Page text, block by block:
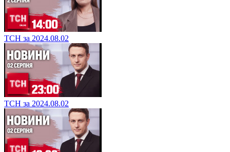
ТСН за 2024.08.02
ТСН за 2024.08.02